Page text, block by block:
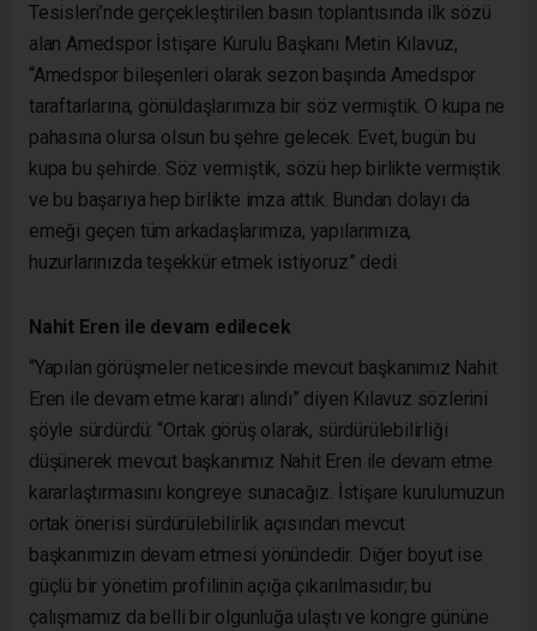
Tesisleri’nde gerçekleştirilen basın toplantısında ilk sözü
alan Amedspor İstişare Kurulu Başkanı Metin Kılavuz,
“Amedspor bileşenleri olarak sezon başında Amedspor
taraftarlarına, gönüldaşlarımıza bir söz vermiştik. O kupa ne
pahasına olursa olsun bu şehre gelecek. Evet, bugün bu
kupa bu şehirde. Söz vermiştik, sözü hep birlikte vermiştik
ve bu başarıya hep birlikte imza attık. Bundan dolayı da
emeği geçen tüm arkadaşlarımıza, yapılarımıza,
huzurlarınızda teşekkür etmek istiyoruz” dedi.
Nahit Eren ile devam edilecek
“Yapılan görüşmeler neticesinde mevcut başkanımız Nahit
Eren ile devam etme kararı alındı” diyen Kılavuz sözlerini
şöyle sürdürdü: “Ortak görüş olarak, sürdürülebilirliği
düşünerek mevcut başkanımız Nahit Eren ile devam etme
kararlaştırmasını kongreye sunacağız. İstişare kurulumuzun
ortak önerisi sürdürülebilirlik açısından mevcut
başkanımızın devam etmesi yönündedir. Diğer boyut ise
güçlü bir yönetim profilinin açığa çıkarılmasıdır; bu
çalışmamız da belli bir olgunluğa ulaştı ve kongre gününe